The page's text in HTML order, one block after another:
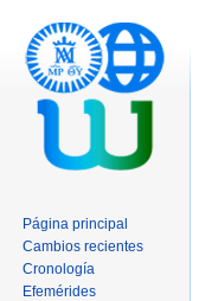
Página principal
Cambios recientes
Cronología
Efemérides